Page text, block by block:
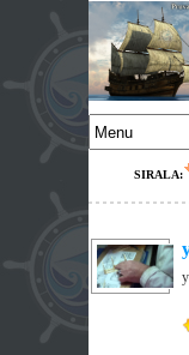
SIRALA: